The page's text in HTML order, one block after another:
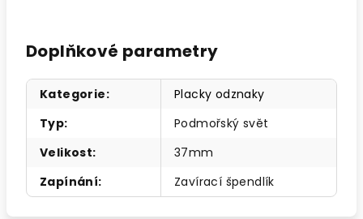
Doplňkové parametry
Kategorie:
Placky odznaky
Typ:
Podmořský svět
Velikost:
37mm
Zapínání: Zavírací špendlík